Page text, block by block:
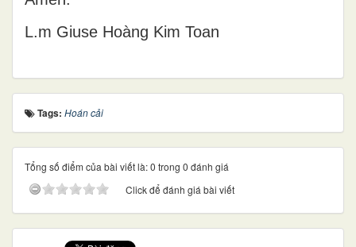
L.m Giuse Hoàng Kim Toan
Tags: Hoán cải
Tổng số điểm của bài viết là: 0 trong 0 đánh giá
Click để đánh giá bài viết